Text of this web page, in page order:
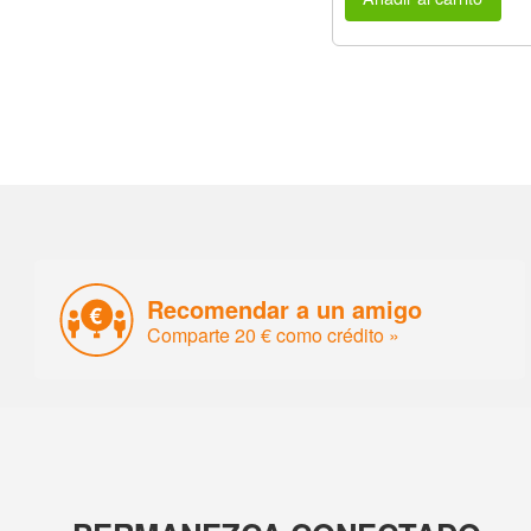
Recomendar a un amigo
Comparte 20 € como crédito »